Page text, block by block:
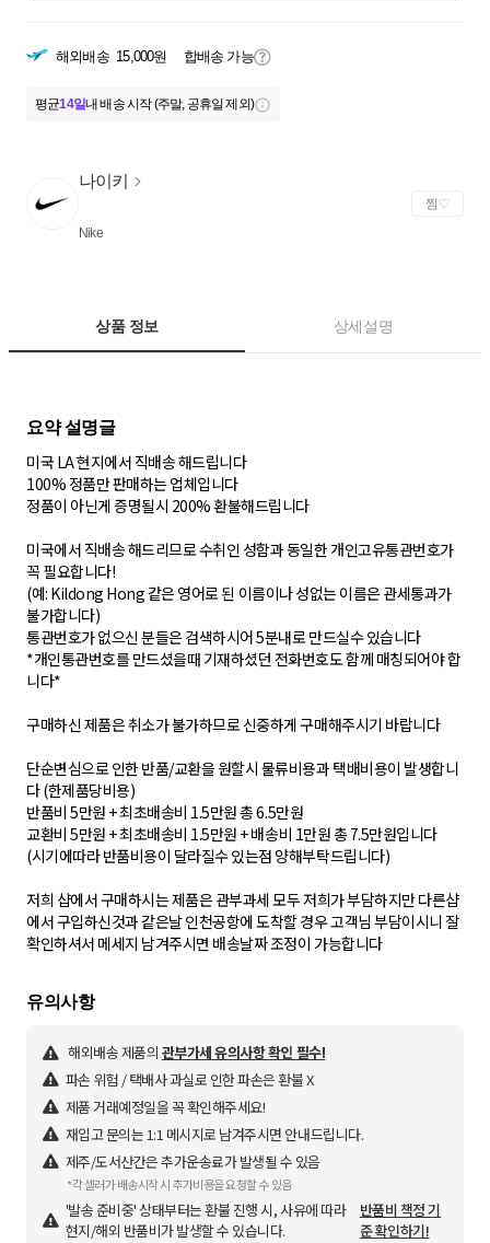
해외배송 15,000원 합배송 가능
평균14일내 배송 시작 (주말, 공휴일 제외)
나이키
Nike
찜
상품 정보 상세설명
요약 설명글
미국 LA 현지에서 직배송 해드립니다
100% 정품만 판매하는 업체입니다
정품이 아닌게 증명될시 200% 환불해드립니다
미국에서 직배송 해드리므로 수취인 성함과 동일한 개인고유통관번호가
꼭 필요합니다!
(예: Kildong Hong 같은 영어로 된 이름이나 성없는 이름은 관세통과가
불가합니다)
통관번호가 없으신 분들은 검색하시어 5분내로 만드실수 있습니다
*개인통관번호를 만드셨을때 기재하셨던 전화번호도 함께 매칭되어야 합
니다*
구매하신 제품은 취소가 불가하므로 신중하게 구매해주시기 바랍니다
단순변심으로 인한 반품/교환을 원할시 물류비용과 택배비용이 발생합니
다 (한제품당비용)
반품비 5만원 + 최초배송비 1.5만원 총 6.5만원
교환비 5만원 + 최초배송비 1.5만원 + 배송비 1만원 총 7.5만원입니다
(시기에따라 반품비용이 달라질수 있는점 양해부탁드립니다)
저희 샵에서 구매하시는 제품은 관부과세 모두 저희가 부담하지만 다른샵
에서 구입하신것과 같은날 인천공항에 도착할 경우 고객님 부담이시니 잘
확인하셔서 메세지 남겨주시면 배송날짜 조정이 가능합니다
유의사항
해외배송 제품의 관부가세 유의사항 확인 필수!
파손 위험 / 택배사 과실로 인한 파손은 환불 X
제품 거래예정일을 꼭 확인해주세요!
재입고 문의는 1:1 메시지로 남겨주시면 안내드립니다.
제주/도서산간은 추가운송료가 발생될 수 있음
*각 셀러가 배송시작 시 추가비용을 요청할 수 있음
'발송 준비중' 상태부터는 환불 진행 시, 사유에 따라
현지/해외 반품비가 발생할 수 있습니다.
반품비 책정 기
준 확인하기!